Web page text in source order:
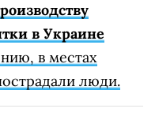
в Украине
в местах
люди.